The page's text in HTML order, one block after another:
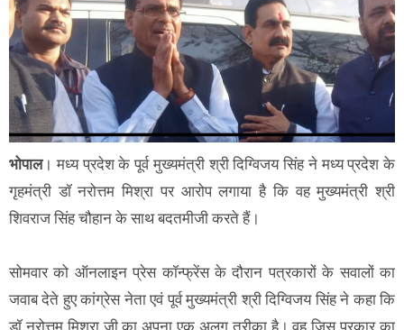
भोपाल। मध्य प्रदेश के पूर्व मुख्यमंत्री श्री दिग्विजय सिंह ने मध्य प्रदेश के
गृहमंत्री डॉ नरोत्तम मिश्रा पर आरोप लगाया है कि वह मुख्यमंत्री श्री
शिवराज सिंह चौहान के साथ बदतमीजी करते हैं।
सोमवार को ऑनलाइन प्रेस कॉन्फ्रेंस के दौरान पत्रकारों के सवालों का
जवाब देते हुए कांग्रेस नेता एवं पूर्व मुख्यमंत्री श्री दिग्विजय सिंह ने कहा कि